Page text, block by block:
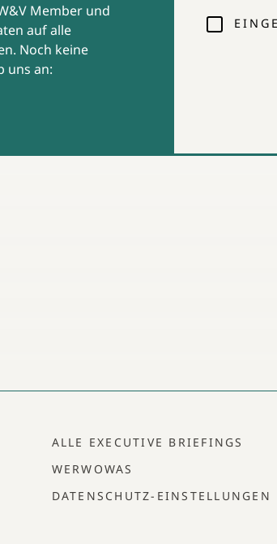
Member und
auf alle
Noch keine
uns an:
ALLE EXECUTIVE BRIEFINGS
WERWOWAS
DATENSCHUTZ-EINSTELLUNGEN